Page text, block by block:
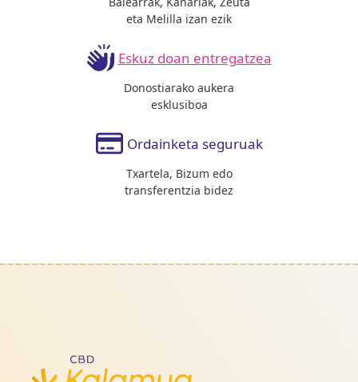
eta Melilla izan ezik
Eskuz doan entregatzea
Donostiarako aukera
esklusiboa
Ordainketa seguruak
Txartela, Bizum edo
transferentzia bidez